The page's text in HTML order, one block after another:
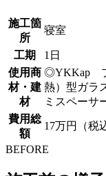
施工箇
所
寝室
工期
1日
使用商
材・建
材
◎YKKap プ
熱）型ガラ
ミスペーサ
費用総
額
17万円（税
BEFORE